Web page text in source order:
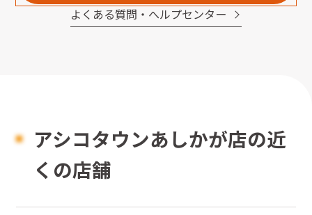
よくある質問・へルプセンター
アシコタウンあしかが店の近
くの店舗